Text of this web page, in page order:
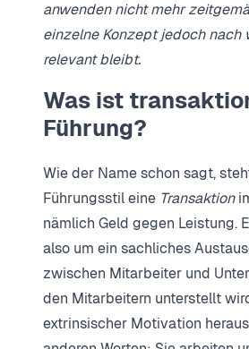
anwenden nicht mehr
einzelne Konzept jedoch nach
relevant bleibt.
Was ist
Führung?
Wie der Name schon sagt,
Führungsstil eine Transaktion
nämlich Geld gegen Leistung.
also um ein sachliches
zwischen Mitarbeiter und
den Mitarbeitern unterstellt
extrinsischer Motivation